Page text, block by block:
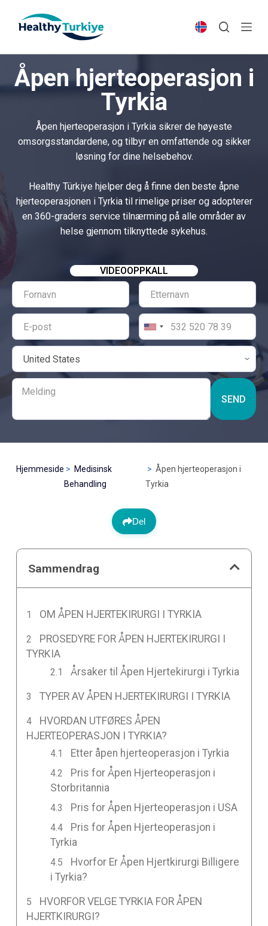
p
o
Åpen hjerteoperasjon i
Tyrkia
Åpen hjerteoperasjon i Tyrkia sikrer de høyeste
omsorgsstandardene, og tilbyr en omfattende og sikker
løsning for dine helsebehov.
Healthy Türkiye hjelper deg å finne den beste åpne
hjerteoperasjonen i Tyrkia til rimelige priser og adopterer
en 360-graders service tilnærming på alle områder av
helse gjennom tilknyttede sykehus.
VIDEOOPPKALL
SEND
Hjemmeside
Medisinsk
Behandling
Åpen hjerteoperasjon i
Tyrkia
Del
Sammendrag
OM ÅPEN HJERTEKIRURGI I TYRKIA
PROSEDYRE FOR ÅPEN HJERTEKIRURGI I
TYRKIA
Årsaker til Åpen Hjertekirurgi i Tyrkia
TYPER AV ÅPEN HJERTEKIRURGI I TYRKIA
HVORDAN UTFØRES ÅPEN
HJERTEOPERASJON I TYRKIA?
Etter åpen hjerteoperasjon i Tyrkia
Pris for Åpen Hjerteoperasjon i
Storbritannia
Pris for Åpen Hjerteoperasjon i USA
Pris for Åpen Hjerteoperasjon i
Tyrkia
Hvorfor Er Åpen Hjertkirurgi Billigere
i Tyrkia?
HVORFOR VELGE TYRKIA FOR ÅPEN
HJERTKIRURGI?